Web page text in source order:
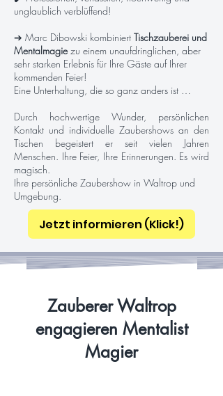
unglaublich verblüffend!
➔ Marc Dibowski kombiniert Tischzauberei und
Mentalmagiezu einem unaufdringlichen, aber
sehr starken Erlebnis für Ihre Gäste auf Ihrer
kommenden Feier!
Eine Unterhaltung, die so ganz anders ist …
Durch hochwertige Wunder, persönlichen
Kontakt und individuelle Zaubershows an den
Tischen begeistert er seit vielen Jahren
Menschen. Ihre Feier, Ihre Erinnerungen. Es wird
magisch.
Ihre persönliche Zaubershow in Waltrop und
Umgebung.
Jetzt informieren (Klick!)
Zauberer Waltrop
engagieren Mentalist
Magier